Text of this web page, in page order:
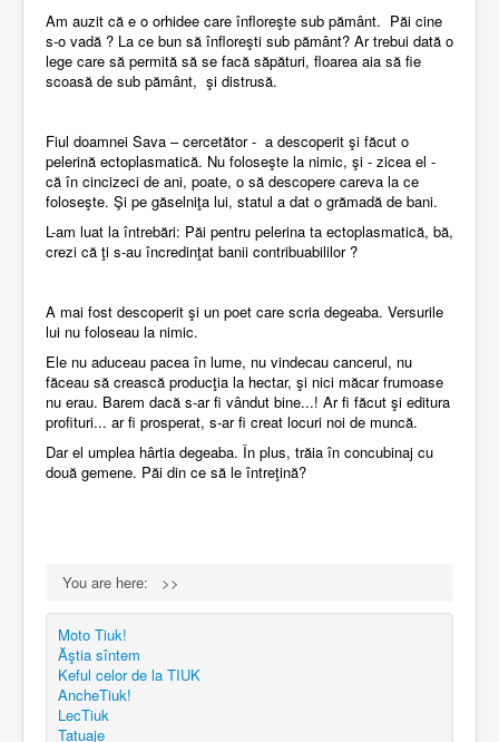
Am auzit că e o orhidee care înfloreşte sub pământ. Păi cine
s-o vadă ? La ce bun să înfloreşti sub pământ? Ar trebui dată o
lege care să permită să se facă săpături, floarea aia să fie
scoasă de sub pământ, şi distrusă.
Fiul doamnei Sava – cercetător - a descoperit şi făcut o
pelerină ectoplasmatică. Nu foloseşte la nimic, şi - zicea el -
că în cincizeci de ani, poate, o să descopere careva la ce
foloseşte. Şi pe găselniţa lui, statul a dat o grămadă de bani.
L-am luat la întrebări: Păi pentru pelerina ta ectoplasmatică, bă,
crezi că ţi s-au încredinţat banii contribuabililor ?
A mai fost descoperit şi un poet care scria degeaba. Versurile
lui nu foloseau la nimic.
Ele nu aduceau pacea în lume, nu vindecau cancerul, nu
făceau să crească producţia la hectar, şi nici măcar frumoase
nu erau. Barem dacă s-ar fi vândut bine...! Ar fi făcut şi editura
profituri... ar fi prosperat, s-ar fi creat locuri noi de muncă.
Dar el umplea hârtia degeaba. În plus, trăia în concubinaj cu
două gemene. Păi din ce să le întreţină?
You are here: >>
Moto Tiuk!
Ăştia sîntem
Keful celor de la TIUK
AncheTiuk!
LecTiuk
Tatuaje